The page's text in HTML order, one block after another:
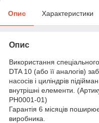
Опис Характеристики
Опис
Використання
DTA 10 (або її аналогів)
насосів і циліндрів
внутрішні елементи.
PH0001-01)
Гарантія 6 місяців
виробника.